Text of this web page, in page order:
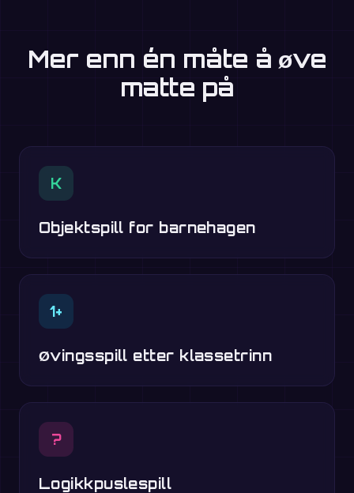
Mer enn én måte å øve
matte på
K
Objektspill for barnehagen
1+
Øvingsspill etter klassetrinn
?
Logikkpuslespill